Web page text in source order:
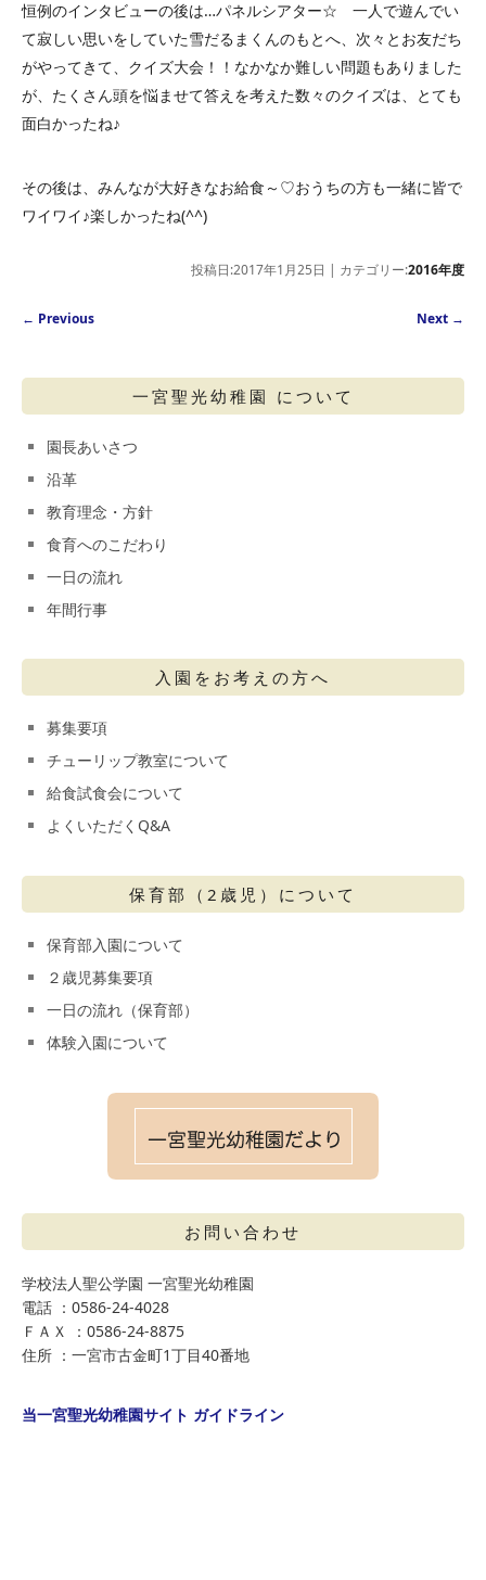
恒例のインタビューの後は…パネルシアター☆ 一人で遊んでい
て寂しい思いをしていた雪だるまくんのもとへ、次々とお友だち
がやってきて、クイズ大会！！なかなか難しい問題もありました
が、たくさん頭を悩ませて答えを考えた数々のクイズは、とても
面白かったね♪
その後は、みんなが大好きなお給食～♡おうちの方も一緒に皆で
ワイワイ♪楽しかったね(^^)
投稿日:2017年1月25日 | カテゴリー:2016年度
Post navigation
← Previous Next →
一宮聖光幼稚園 について
園長あいさつ
沿革
教育理念・方針
食育へのこだわり
一日の流れ
年間行事
入園をお考えの方へ
募集要項
チューリップ教室について
給食試食会について
よくいただくQ&A
保育部（2歳児）について
保育部入園について
２歳児募集要項
一日の流れ（保育部）
体験入園について
お問い合わせ
学校法人聖公学園 一宮聖光幼稚園
電話 ：0586-24-4028
ＦＡＸ ：0586-24-8875
住所 ：一宮市古金町1丁目40番地
当一宮聖光幼稚園サイト ガイドライン